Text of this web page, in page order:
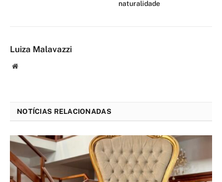
naturalidade
Luiza Malavazzi
Website
NOTÍCIAS RELACIONADAS